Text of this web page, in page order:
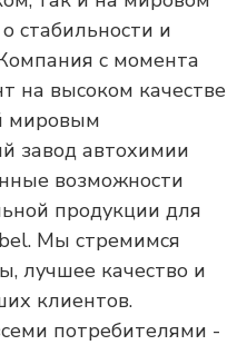
стабильности и
с момента
на высоком качестве
мировым
завод автохимии
возможности
продукции для
Мы стремимся
лучшее качество и
клиентов.
потребителями -